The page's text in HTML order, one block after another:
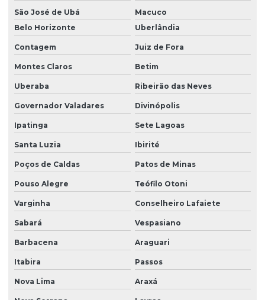
São José de Ubá
Macuco
Belo Horizonte
Uberlândia
Contagem Juiz de Fora
Montes Claros Betim
Uberaba Ribeirão das Neves
Governador Valadares Divinópolis
Ipatinga Sete Lagoas
Santa Luzia Ibirité
Poços de Caldas Patos de Minas
Pouso Alegre Teófilo Otoni
Varginha Conselheiro Lafaiete
Sabará Vespasiano
Barbacena Araguari
Itabira Passos
Nova Lima Araxá